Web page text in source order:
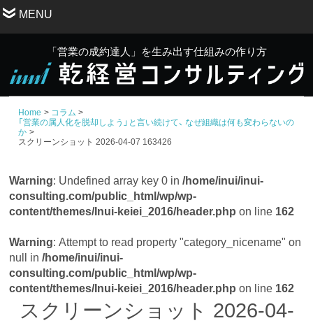
MENU
「営業の成約達人」を生み出す仕組みの作り方
Home
コラム
「営業の属人化を脱却しよう」と言い続けて、 なぜ組織は何も変わらないの
か
スクリーンショット 2026-04-07 163426
Warning : Undefined array key 0 in/home/inui/inui-
consulting.com/public_html/wp/wp-
content/themes/Inui-keiei_2016/header.php on line 162
Warning: Attempt to read property "category_nicename" on
null in/home/inui/inui-
consulting.com/public_html/wp/wp-
content/themes/Inui-keiei_2016/header.php on line 162
スクリーンショット 2026-04-